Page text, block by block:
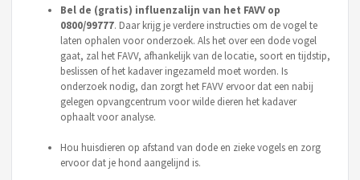
Bel de (gratis) influenzalijn van het FAVV op
0800/99777. Daar krijg je verdere instructies om de vogel te
laten ophalen voor onderzoek. Als het over een dode vogel
gaat, zal het FAVV, afhankelijk van de locatie, soort en tijdstip,
beslissen of het kadaver ingezameld moet worden. Is
onderzoek nodig, dan zorgt het FAVV ervoor dat een nabij
gelegen opvangcentrum voor wilde dieren het kadaver
ophaalt voor analyse.
Hou huisdieren op afstand van dode en zieke vogels en zorg
ervoor dat je hond aangelijnd is.